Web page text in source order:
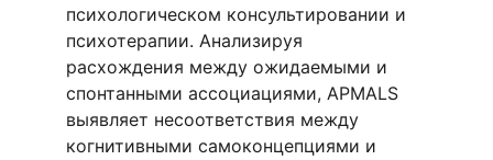
психологическом консультировании и
психотерапии. Анализируя
расхождения между ожидаемыми и
спонтанными ассоциациями, APMALS
выявляет несоответствия между
когнитивными самоконцепциями и